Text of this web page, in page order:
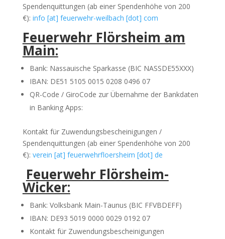
Spendenquittungen (ab einer Spendenhöhe von 200
€): info [at] feuerwehr-weilbach [dot] com
Feuerwehr Flörsheim am
Main:
Bank: Nassauische Sparkasse (BIC NASSDE55XXX)
IBAN: DE51 5105 0015 0208 0496 07
QR-Code / GiroCode zur Übernahme der Bankdaten
in Banking Apps:
Kontakt für Zuwendungsbescheinigungen /
Spendenquittungen (ab einer Spendenhöhe von 200
€): verein [at] feuerwehrfloersheim [dot] de
Feuerwehr Flörsheim-
Wicker:
Bank: Volksbank Main-Taunus (BIC FFVBDEFF)
IBAN: DE93 5019 0000 0029 0192 07
Kontakt für Zuwendungsbescheinigungen